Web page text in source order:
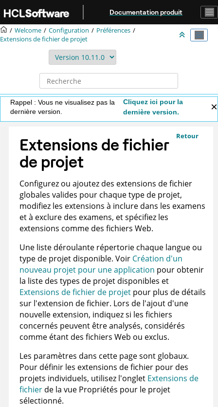
Aller au contenu principal
Documentation produit
Welcome Configuration
Préférences
Extensions de fichier de projet
Rappel : Vous ne visualisez pas la
dernière version.
Cliquez ici pour la
dernière version.
Retour
Extensions de fichier
de projet
Configurez ou ajoutez des extensions de fichier
globales valides pour chaque type de projet,
modifiez les extensions à inclure dans les examens
et à exclure des examens, et spécifiez les
extensions comme des fichiers Web.
Une liste déroulante répertorie chaque langue ou
type de projet disponible. Voir Création d'un
nouveau projet pour une application pour obtenir
la liste des types de projet disponibles et
Extensions de fichier de projet pour plus de détails
sur l'extension de fichier. Lors de l'ajout d'une
nouvelle extension, indiquez si les fichiers
concernés peuvent être analysés, considérés
comme étant des fichiers Web ou exclus.
Les paramètres dans cette page sont globaux.
Pour définir les extensions de fichier pour des
projets individuels, utilisez l'onglet Extensions de
fichier de la vue Propriétés pour le projet
sélectionné.